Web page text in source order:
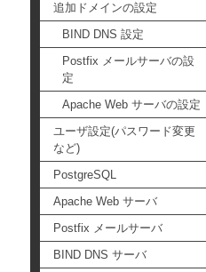
追加ドメインの設定
BIND DNS 設定
Postfix メールサーバの設
定
Apache Web サーバの設定
ユーザ設定(パスワード変更
など)
PostgreSQL
Apache Web サーバ
Postfix メールサーバ
BIND DNS サーバ